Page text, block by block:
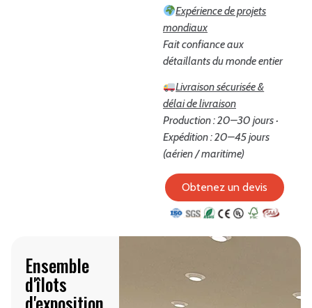
Expérience de projets
mondiaux
Fait confiance aux
détaillants du monde entier
Livraison sécurisée &
délai de livraison
Production : 20–30 jours ·
Expédition : 20–45 jours
(aérien / maritime)
Obtenez un devis
Ensemble
d'îlots